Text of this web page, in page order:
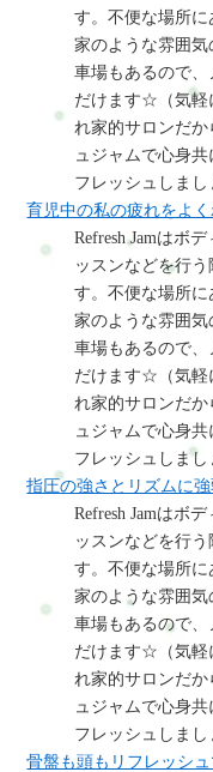
す。不便な場所
家のような雰囲
車場もあるので
だけます☆（気軽
れ家的サロンだ
ュジャムで心身
フレッシュしま
育児中の私の疲れをよ
Refresh Jamはボ
ッスンなどを行
す。不便な場所
家のような雰囲
車場もあるので
だけます☆（気軽
れ家的サロンだ
ュジャムで心身
フレッシュしま
指圧の強さとリズムに
Refresh Jamはボ
ッスンなどを行
す。不便な場所
家のような雰囲
車場もあるので
だけます☆（気軽
れ家的サロンだ
ュジャムで心身
フレッシュしま
骨盤も頭もリフレッシュ